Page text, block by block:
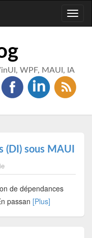
WPF, MAUI, IA
(DI) sous MAUI
de dépendances
passan [Plus]